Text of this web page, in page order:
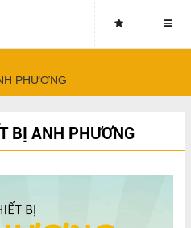
PHƯƠNG
BỊ ANH PHƯƠNG